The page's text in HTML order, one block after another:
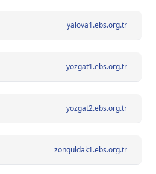
yalova1.ebs.org.tr
yozgat1.ebs.org.tr
yozgat2.ebs.org.tr
zonguldak1.ebs.org.tr